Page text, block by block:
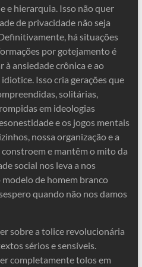
e hierarquia. Isso não quer
de privacidade não seja
há situações
por gotejamento é
à ansiedade crônica e ao
Isso cria gerações que
solitárias,
em ideologias
e os jogos mentais
nossa organização e a
e mantêm o mito da
social nos leva a nos
de homem branco
quando não nos damos
sobre a tolice revolucionária
sérios e sensíveis.
completamente tolos em